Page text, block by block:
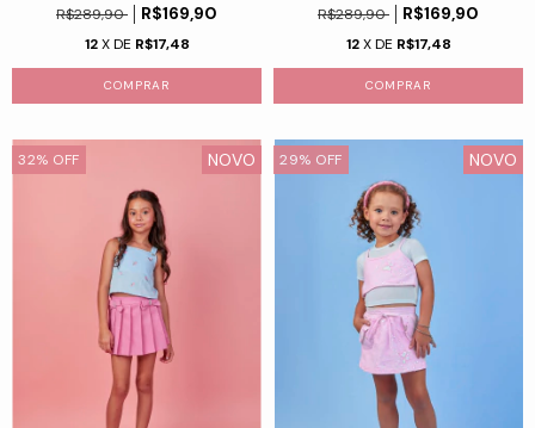
R$289,90
R$169,90
12 X DE R$17,48
COMPRAR
R$289,90
R$169,90
12 X DE R$17,48
COMPRAR
32% OFF NOVO 29% OFF NOVO